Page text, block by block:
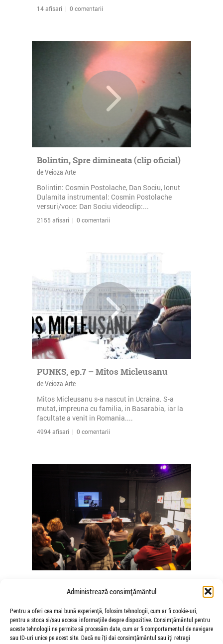
Administrează consimțământul
Pentru a oferi cea mai bună experiență, folosim tehnologii, cum ar fi cookie-uri,
pentru a stoca și/sau accesa informațiile despre dispozitive. Consimțământul pentru
aceste tehnologii ne permite să procesăm date, cum ar fi comportamentul de navigare
sau ID-uri unice pe acest site. Dacă nu îți dai consimțământul sau îți retragi
14 afisari | 0 comentarii
Bolintin, Spre dimineata (clip oficial)
de Veioza Arte
Bolintin: Cosmin Postolache, Dan Sociu, Ionut
Dulamita instrumental: Cosmin Postolache
versuri/voce: Dan Sociu videoclip:...
2155 afisari | 0 comentarii
PUNKS, ep.7 – Mitos Micleusanu
de Veioza Arte
Mitos Micleusanu s-a nascut in Ucraina. S-a
mutat, impreuna cu familia, in Basarabia, iar la
facultate a venit in Romania....
4994 afisari | 0 comentarii
Somatice susținute de coregrafele
Mădălina Dan și Valentina De Piante
Niculae
de Veioza Arte